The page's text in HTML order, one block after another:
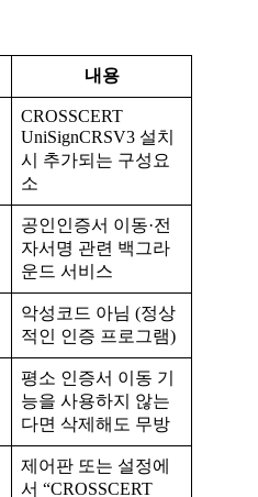
내용
CROSSCERT
UniSignCRSV3 설치
시 추가되는 구성요
소
공인인증서 이동·전
자서명 관련 백그라
운드 서비스
악성코드 아님 (정상
적인 인증 프로그램)
평소 인증서 이동 기
능을 사용하지 않는
다면 삭제해도 무방
제어판 또는 설정에
서 “CROSSCERT